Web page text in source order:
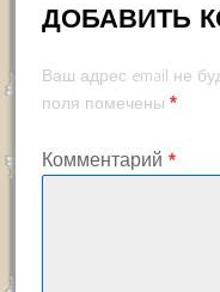
ДОБАВИТЬ
Ваш адрес email не
поля помечены *
Комментарий *